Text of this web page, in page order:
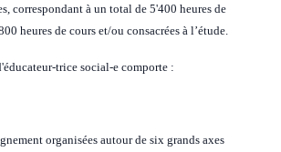
correspondant à un total de 5'400 heures de
heures de cours et/ou consacrées à l’étude.
trice social-e comporte :
organisées autour de six grands axes